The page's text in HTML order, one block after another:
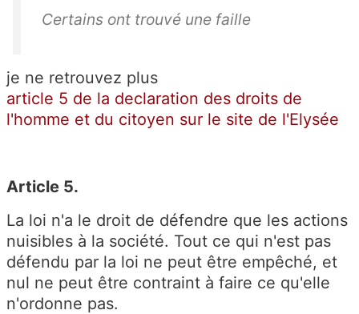
Certains ont trouvé une faille
je ne retrouvez plus
article 5 de la declaration des droits de
l'homme et du citoyen sur le site de l'Elysée
Article 5.
La loi n'a le droit de défendre que les actions
nuisibles à la société. Tout ce qui n'est pas
défendu par la loi ne peut être empêché, et
nul ne peut être contraint à faire ce qu'elle
n'ordonne pas.